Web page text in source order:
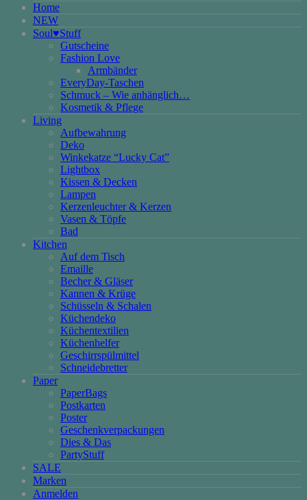
Home
NEW
Soul♥Stuff
Gutscheine
Fashion Love
Armbänder
EveryDay-Taschen
Schmuck – Wie anhänglich…
Kosmetik & Pflege
Living
Aufbewahrung
Deko
Winkekatze “Lucky Cat”
Lightbox
Kissen & Decken
Lampen
Kerzenleuchter & Kerzen
Vasen & Töpfe
Bad
Kitchen
Auf dem Tisch
Emaille
Becher & Gläser
Kannen & Krüge
Schüsseln & Schalen
Küchendeko
Küchentextilien
Küchenhelfer
Geschirrspülmittel
Schneidebretter
Paper
PaperBags
Postkarten
Poster
Geschenkverpackungen
Dies & Das
PartyStuff
SALE
Marken
Anmelden